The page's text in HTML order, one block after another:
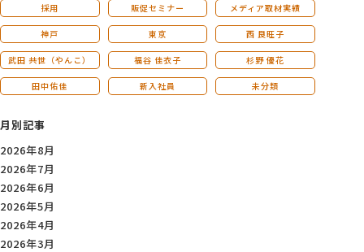
採用 販促セミナー メディア取材実績
神戸 東京 西 良旺子
武田 共世（やんこ） 福谷 佳衣子 杉野 優花
田中佑佳 新入社員 未分類
月別記事
2026年8月
2026年7月
2026年6月
2026年5月
2026年4月
2026年3月